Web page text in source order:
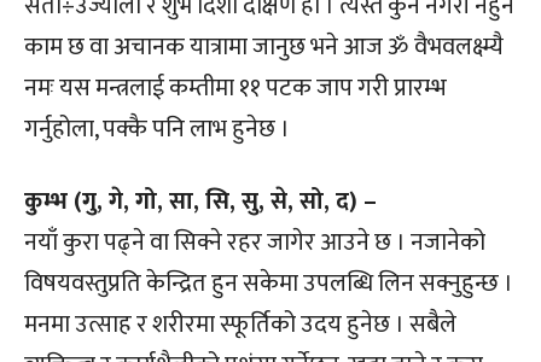
काम छ वा अचानक यात्रामा जानुछ भने आज ॐ वैभवलक्ष्म्यै
नमः यस मन्त्रलाई कम्तीमा ११ पटक जाप गरी प्रारम्भ
गर्नुहोला, पक्कै पनि लाभ हुनेछ ।
कुम्भ (गु, गे, गो, सा, सि, सु, से, सो, द) –
नयाँ कुरा पढ्ने वा सिक्ने रहर जागेर आउने छ । नजानेको
विषयवस्तुप्रति केन्द्रित हुन सकेमा उपलब्धि लिन सक्नुहुन्छ ।
मनमा उत्साह र शरीरमा स्फूर्तिको उदय हुनेछ । सबैले